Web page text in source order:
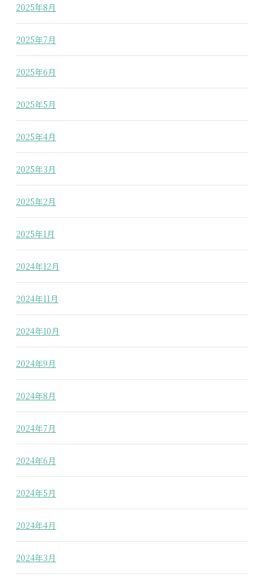
2025年8月
2025年7月
2025年6月
2025年5月
2025年4月
2025年3月
2025年2月
2025年1月
2024年12月
2024年11月
2024年10月
2024年9月
2024年8月
2024年7月
2024年6月
2024年5月
2024年4月
2024年3月